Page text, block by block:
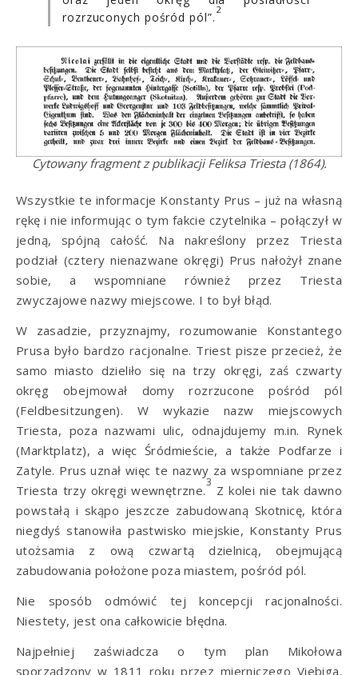
rozrzuconych pośród pól”.
2
Cytowany fragment z publikacji Feliksa Triesta (1864).
Wszystkie te informacje Konstanty Prus – już na własną
rękę i nie informując o tym fakcie czytelnika – połączył w
jedną, spójną całość. Na nakreślony przez Triesta
podział (cztery nienazwane okręgi) Prus nałożył znane
sobie, a wspomniane również przez Triesta
zwyczajowe nazwy miejscowe. I to był błąd.
W zasadzie, przyznajmy, rozumowanie Konstantego
Prusa było bardzo racjonalne. Triest pisze przecież, że
samo miasto dzieliło się na trzy okręgi, zaś czwarty
okręg obejmował domy rozrzucone pośród pól
(Feldbesitzungen). W wykazie nazw miejscowych
Triesta, poza nazwami ulic, odnajdujemy m.in. Rynek
(Marktplatz), a więc Śródmieście, a także Podfarze i
Zatyle. Prus uznał więc te nazwy za wspomniane przez
Triesta trzy okręgi wewnętrzne.
3
Z kolei nie tak dawno
powstałą i skąpo jeszcze zabudowaną Skotnicę, która
niegdyś stanowiła pastwisko miejskie, Konstanty Prus
utożsamia z ową czwartą dzielnicą, obejmującą
zabudowania położone poza miastem, pośród pól.
Nie sposób odmówić tej koncepcji racjonalności.
Niestety, jest ona całkowicie błędna.
Najpełniej zaświadcza o tym plan Mikołowa
sporządzony w 1811 roku przez mierniczego Viebiga.